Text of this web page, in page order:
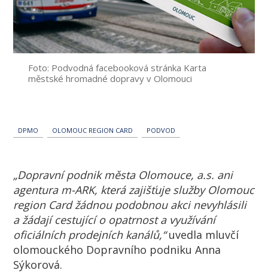
Foto: Podvodná facebooková stránka Karta
městské hromadné dopravy v Olomouci
DPMO OLOMOUC REGION CARD PODVOD
„Dopravní podnik města Olomouce, a.s. ani
agentura m-ARK, která zajišťuje služby Olomouc
region Card žádnou podobnou akci nevyhlásili
a žádají cestující o opatrnost a využívání
oficiálních prodejních kanálů,“uvedla mluvčí
olomouckého Dopravního podniku Anna
Sýkorová.